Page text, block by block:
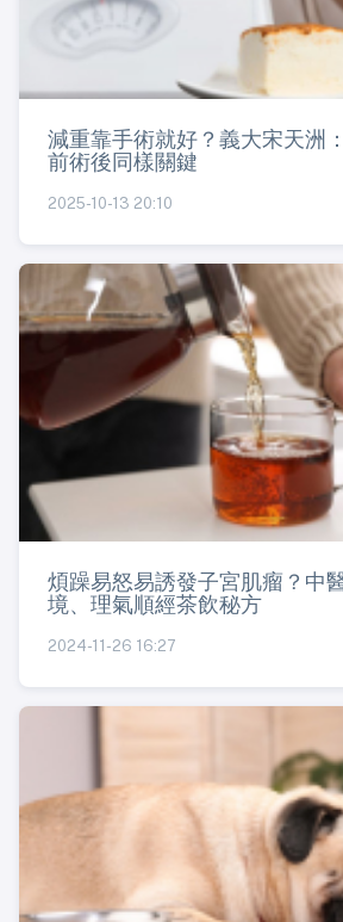
減重靠手術就好？義大宋天洲
前術後同樣關鍵
2025-10-13 20:10
煩躁易怒易誘發子宮肌瘤？中
境、理氣順經茶飲秘方
2024-11-26 16:27